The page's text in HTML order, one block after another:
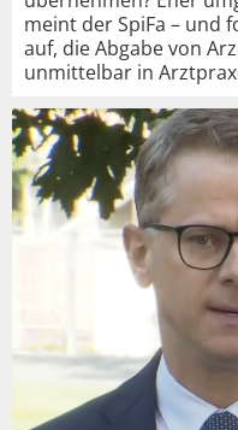
meint der SpiFa – und
auf, die Abgabe von
unmittelbar in